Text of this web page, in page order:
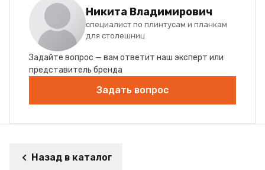
Никита Владимирович
специалист по плинтусам и планкам
для столешниц
Задайте вопрос — вам ответит наш эксперт или
представитель бренда
Задать вопрос
Назад в каталог